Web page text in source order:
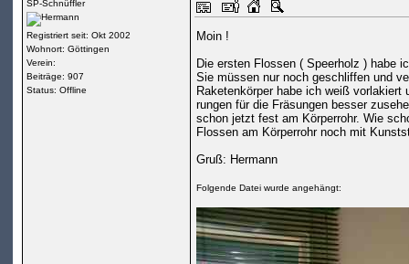
SP-Schnüffler
Registriert seit: Okt 2002
Wohnort: Göttingen
Verein:
Beiträge: 907
Status: Offline
Moin !
Die ersten Flossen ( Speerholz ) habe
Sie müssen nur noch geschliffen und
Raketenkörper habe ich weiß vorlakiert
rungen für die Fräsungen besser
schon jetzt fest am Körperrohr. Wie
Flossen am Körperrohr noch mit
Gruß: Hermann
Folgende Datei wurde angehängt: